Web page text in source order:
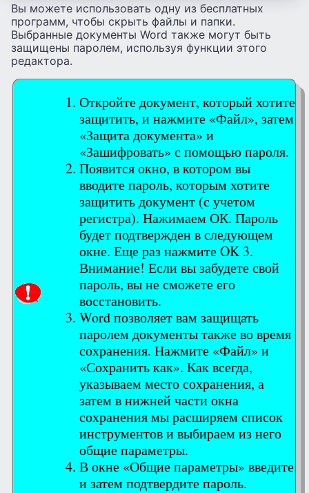
Вы можете использовать одну из бесплатных
программ, чтобы скрыть файлы и папки.
Выбранные документы Word также могут быть
защищены паролем, используя функции этого
редактора.
Откройте документ, который хотите
защитить, и нажмите «Файл», затем
«Защита документа» и
«Зашифровать» с помощью пароля.
Появится окно, в котором вы
вводите пароль, которым хотите
защитить документ (с учетом
регистра). Нажимаем ОК. Пароль
будет подтвержден в следующем
окне. Еще раз нажмите OK 3.
Внимание! Если вы забудете свой
пароль, вы не сможете его
восстановить.
Word позволяет вам защищать
паролем документы также во время
сохранения. Нажмите «Файл» и
«Сохранить как». Как всегда,
указываем место сохранения, а
затем в нижней части окна
сохранения мы расширяем список
инструментов и выбираем из него
общие параметры.
В окне «Общие параметры» введите
и затем подтвердите пароль.